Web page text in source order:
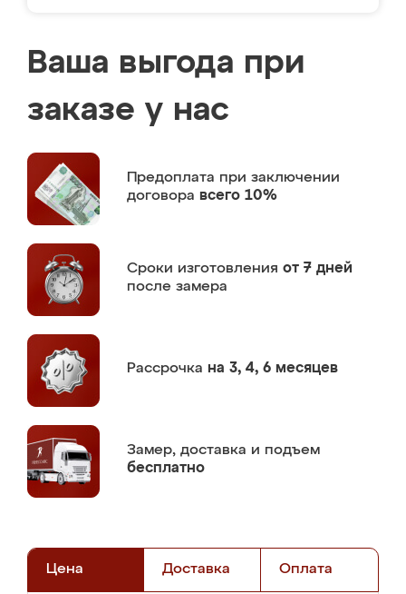
Ваша выгода при
заказе у нас
Предоплата при заключении
договора всего 10%
Сроки изготовления от 7 дней
после замера
Рассрочка на 3, 4, 6 месяцев
Замер, доставка и подъем
бесплатно
Цена Доставка Оплата